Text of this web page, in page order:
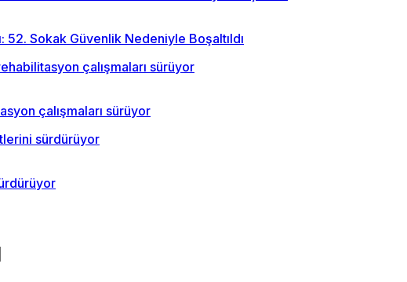
52. Sokak Güvenlik Nedeniyle Boşaltıldı
çalışmaları sürüyor